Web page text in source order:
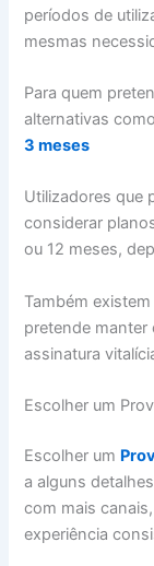
períodos de
mesmas
Para quem
alternativas
3 meses
Utilizadores que
considerar
ou 12 meses,
Também
pretende manter
assinatura
Escolher um
Escolher um
a alguns
com mais
experiência